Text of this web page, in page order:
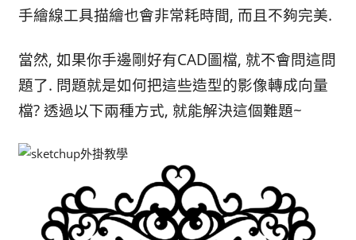
手繪線工具描繪也會非常耗時間, 而且不夠完美.
當然, 如果你手邊剛好有CAD圖檔, 就不會問這問
題了. 問題就是如何把這些造型的影像轉成向量
檔? 透過以下兩種方式, 就能解決這個難題~